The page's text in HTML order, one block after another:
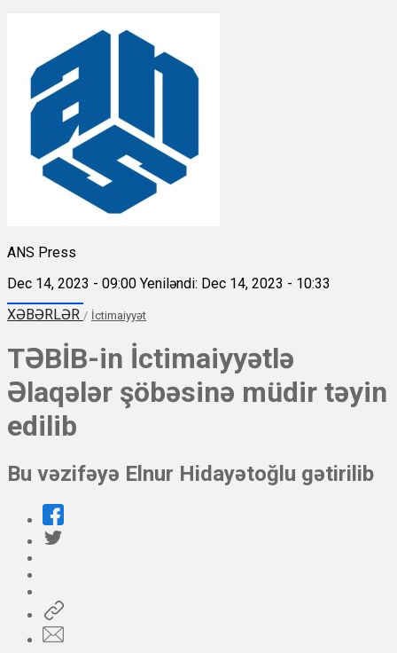
ANS Press
Dec 14, 2023 - 09:00 Yeniləndi: Dec 14, 2023 - 10:33
XƏBƏRLƏR / İctimaiyyət
TƏBİB-in İctimaiyyətlə
Əlaqələr şöbəsinə müdir təyin
edilib
Bu vəzifəyə Elnur Hidayətoğlu gətirilib